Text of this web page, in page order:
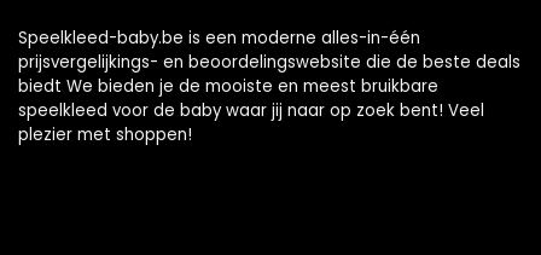
Speelkleed-baby.be is een moderne alles-in-één
prijsvergelijkings- en beoordelingswebsite die de beste deals
biedt We bieden je de mooiste en meest bruikbare
speelkleed voor de baby waar jij naar op zoek bent! Veel
plezier met shoppen!